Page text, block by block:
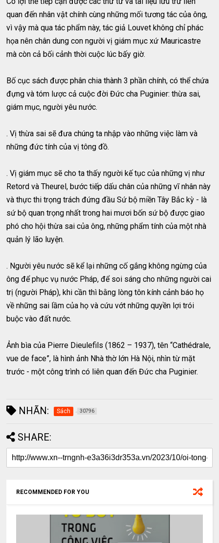
quan đến nhân vật chính cùng những mối tương tác của ông,
vì vậy mà qua tác phẩm này, tác giả Louvet không chỉ phác
họa nên chân dung con người vị giám mục xứ Mauricastre
mà còn cả bối cảnh thời cuộc lúc bấy giờ.
Bố cục sách được phân chia thành 3 phần chính, có thể chứa
đựng và tóm lược cả cuộc đời Đức cha Puginier: thừa sai,
giám mục, người yêu nước.
. Vị thừa sai sẽ đưa chúng ta nhập vào những việc làm và
những đức tính của vị tông đồ.
. Vị giám mục sẽ cho ta thấy người kế tục của những vị như
Retord và Theurel, bước tiếp dấu chân của những vĩ nhân này
và thực thi trọng trách đứng đầu Sứ bộ miền Tây Bắc kỳ - là
sứ bộ quan trọng nhất trong hai mươi bốn sứ bộ được giao
phó cho hội thừa sai của ông, những phẩm tính của một nhà
quản lý lão luyện.
. Người yêu nước sẽ kể lại những cố gắng không ngừng của
ông để phục vụ nước Pháp, để soi sáng cho những người cai
trị (người Pháp), khi cần thì bằng lòng tôn kính cảnh báo họ
về những sai lầm của họ và cứu vớt những quyền lợi trói
buộc vào đất nước.
Ảnh bìa của Pierre Dieulefils (1862 – 1937), tên “Cathédrale,
vue de face”, là hình ảnh Nhà thờ lớn Hà Nội, nhìn từ mặt
trước - một công trình có liên quan đến Đức cha Puginier.
NHÃN: Sách 30796
SHARE:
RECOMMENDED FOR YOU